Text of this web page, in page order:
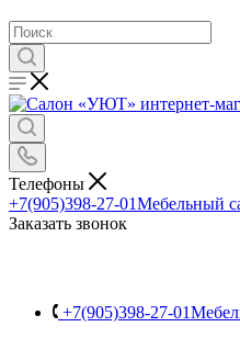
Телефоны
+7(905)398-27-01Мебельный
Заказать звонок
+7(905)398-27-01